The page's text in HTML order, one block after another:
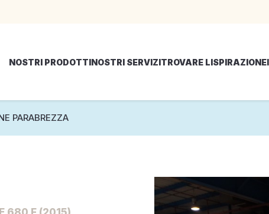
NOSTRI PRODOTTINOSTRI SERVIZITROVARE LISPIRAZIONE
PARABREZZA